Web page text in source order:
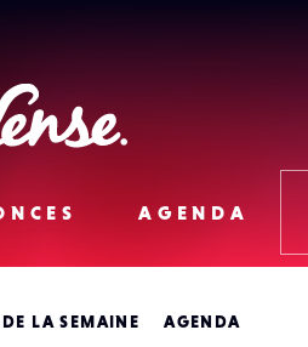
Lense
AGENDA
LA SEMAINE AGENDA